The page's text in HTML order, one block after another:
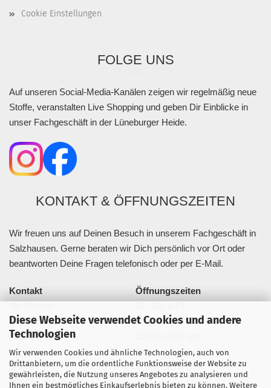
Diese Webseite verwendet Cookies und andere
Technologien
Wir verwenden Cookies und ähnliche Technologien, auch von
Drittanbietern, um die ordentliche Funktionsweise der Website zu
gewährleisten, die Nutzung unseres Angebotes zu analysieren und
Ihnen ein bestmögliches Einkaufserlebnis bieten zu können. Weitere
Cookie Einstellungen
FOLGE UNS
Auf unseren Social-Media-Kanälen zeigen wir regelmäßig neue
Stoffe, veranstalten Live Shopping und geben Dir Einblicke in
unser Fachgeschäft in der Lüneburger Heide.
KONTAKT & ÖFFNUNGSZEITEN
Wir freuen uns auf Deinen Besuch in unserem Fachgeschäft in
Salzhausen. Gerne beraten wir Dich persönlich vor Ort oder
beantworten Deine Fragen telefonisch oder per E-Mail.
Kontakt
Bahnhofstraße 20a
21376 Salzhausen
Telefon:
04172 - 988 78 44
Öffnungszeiten
10:00–13:00 Uhr
Sa.
10:00–13:00 Uhr